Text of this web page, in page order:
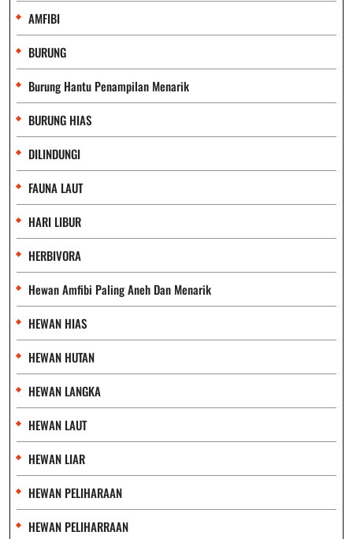
AMFIBI
BURUNG
Burung Hantu Penampilan Menarik
BURUNG HIAS
DILINDUNGI
FAUNA LAUT
HARI LIBUR
HERBIVORA
Hewan Amfibi Paling Aneh Dan Menarik
HEWAN HIAS
HEWAN HUTAN
HEWAN LANGKA
HEWAN LAUT
HEWAN LIAR
HEWAN PELIHARAAN
HEWAN PELIHARRAAN